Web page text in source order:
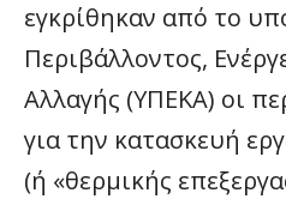
εγκρίθηκαν από το
Περιβάλλοντος,
Αλλαγής (ΥΠΕΚΑ) οι
για την κατασκευή
(ή «θερμικής